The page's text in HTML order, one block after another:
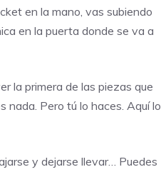
en la mano, vas subiendo
en la puerta donde se va a
la primera de las piezas que
nada. Pero tú lo haces. Aquí lo
y dejarse llevar… Puedes